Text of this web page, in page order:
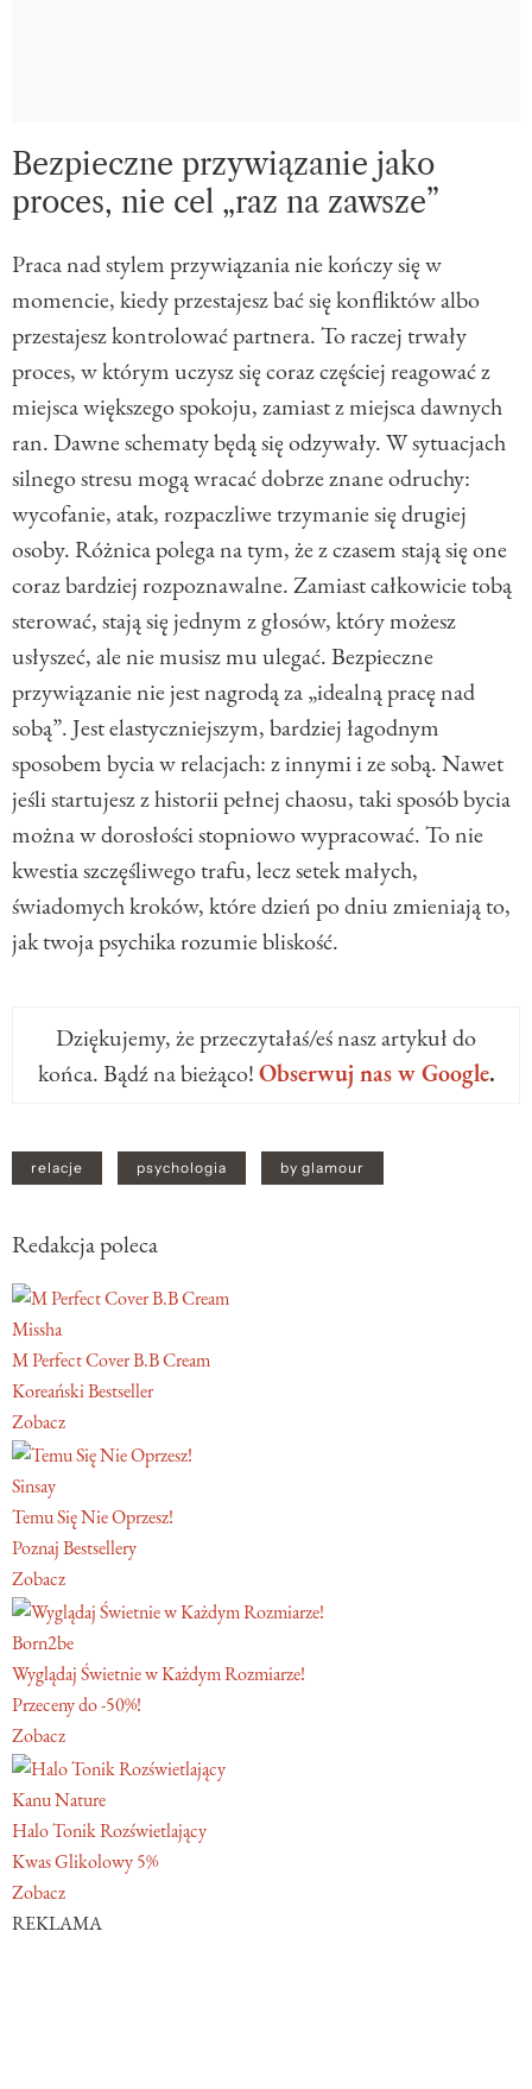
Bezpieczne przywiązanie jako
proces, nie cel „raz na zawsze”
Praca nad stylem przywiązania nie kończy się w
momencie, kiedy przestajesz bać się konfliktów albo
przestajesz kontrolować partnera. To raczej trwały
proces, w którym uczysz się coraz częściej reagować z
miejsca większego spokoju, zamiast z miejsca dawnych
ran. Dawne schematy będą się odzywały. W sytuacjach
silnego stresu mogą wracać dobrze znane odruchy:
wycofanie, atak, rozpaczliwe trzymanie się drugiej
osoby. Różnica polega na tym, że z czasem stają się one
coraz bardziej rozpoznawalne. Zamiast całkowicie tobą
sterować, stają się jednym z głosów, który możesz
usłyszeć, ale nie musisz mu ulegać. Bezpieczne
przywiązanie nie jest nagrodą za „idealną pracę nad
sobą”. Jest elastyczniejszym, bardziej łagodnym
sposobem bycia w relacjach: z innymi i ze sobą. Nawet
jeśli startujesz z historii pełnej chaosu, taki sposób bycia
można w dorosłości stopniowo wypracować. To nie
kwestia szczęśliwego trafu, lecz setek małych,
świadomych kroków, które dzień po dniu zmieniają to,
jak twoja psychika rozumie bliskość.
Dziękujemy, że przeczytałaś/eś nasz artykuł do
końca. Bądź na bieżąco!Obserwuj nas w Google.
relacje psychologia by glamour
Redakcja poleca
Missha
M Perfect Cover B.B Cream
Koreański Bestseller
Zobacz
Sinsay
Temu Się Nie Oprzesz!
Poznaj Bestsellery
Zobacz
Born2be
Wyglądaj Świetnie w Każdym Rozmiarze!
Przeceny do -50%!
Zobacz
Kanu Nature
Halo Tonik Rozświetlający
Kwas Glikolowy 5%
Zobacz
REKLAMA